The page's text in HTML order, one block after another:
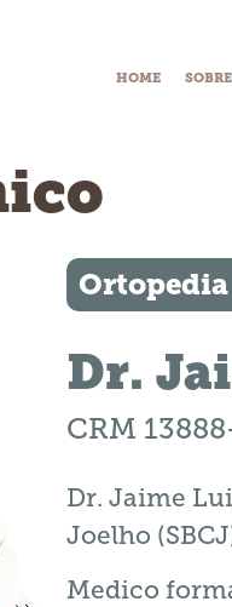
HOME SOBRE
Ortopedia
Dr.
CRM
Dr. Jaime
Joelho
Medico